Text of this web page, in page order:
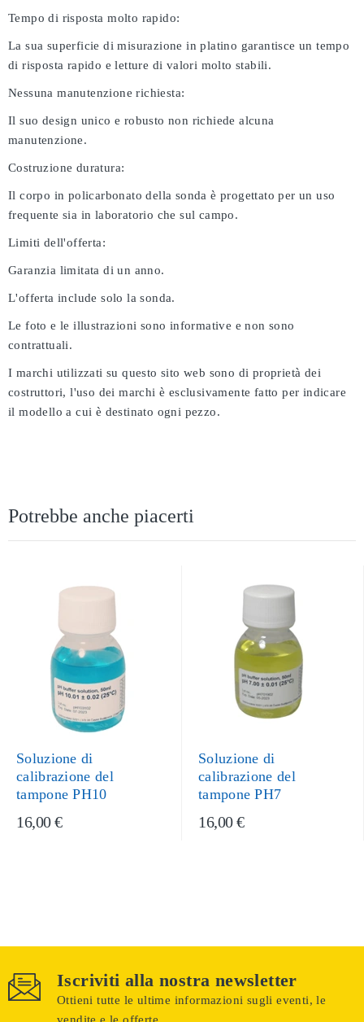
Tempo di risposta molto rapido:
La sua superficie di misurazione in platino garantisce un tempo
di risposta rapido e letture di valori molto stabili.
Nessuna manutenzione richiesta:
Il suo design unico e robusto non richiede alcuna
manutenzione.
Costruzione duratura:
Il corpo in policarbonato della sonda è progettato per un uso
frequente sia in laboratorio che sul campo.
Limiti dell'offerta:
Garanzia limitata di un anno.
L'offerta include solo la sonda.
Le foto e le illustrazioni sono informative e non sono
contrattuali.
I marchi utilizzati su questo sito web sono di proprietà dei
costruttori, l'uso dei marchi è esclusivamente fatto per indicare
il modello a cui è destinato ogni pezzo.
Potrebbe anche piacerti
Soluzione di
calibrazione del
tampone PH10
16,00 €
Soluzione di
calibrazione del
tampone PH7
16,00 €
Iscriviti alla nostra newsletter
Ottieni tutte le ultime informazioni sugli eventi, le